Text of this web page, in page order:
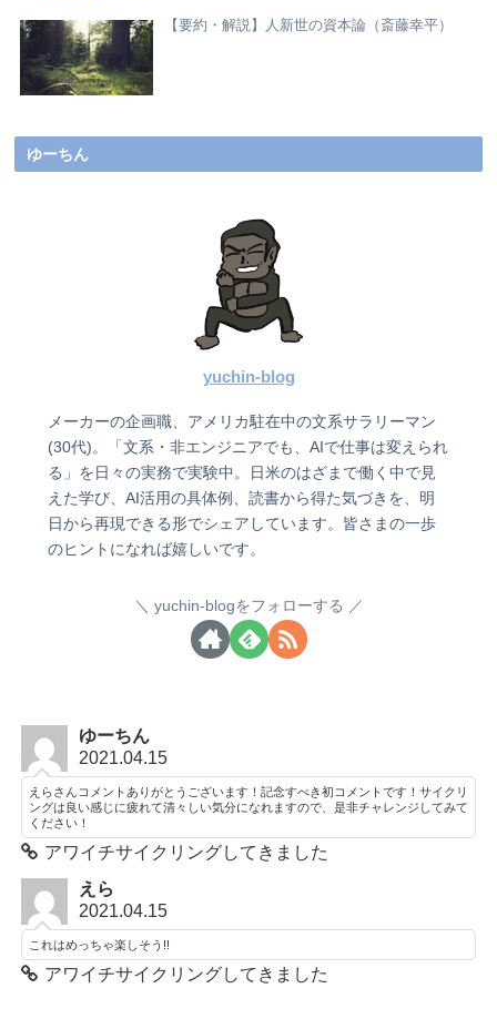
【要約・解説】人新世の資本論（斎藤幸平）
ゆーちん
yuchin-blog
メーカーの企画職、アメリカ駐在中の文系サラリーマン
(30代)。「文系・非エンジニアでも、AIで仕事は変えられ
る」を日々の実務で実験中。日米のはざまで働く中で見
えた学び、AI活用の具体例、読書から得た気づきを、明
日から再現できる形でシェアしています。皆さまの一歩
のヒントになれば嬉しいです。
yuchin-blogをフォローする
ゆーちん
2021.04.15
えらさんコメントありがとうございます！記念すべき初コメントです！サイクリ
ングは良い感じに疲れて清々しい気分になれますので、是非チャレンジしてみて
ください！
アワイチサイクリングしてきました
えら
2021.04.15
これはめっちゃ楽しそう!!
アワイチサイクリングしてきました